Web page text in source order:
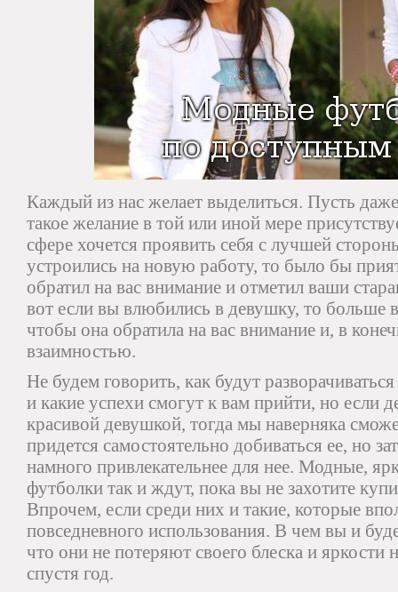
Каждый из нас желает выделиться. Пусть
такое желание в той или иной мере
сфере хочется проявить себя с лучшей
устроились на новую работу, то было бы
обратил на вас внимание и отметил ваши
вот если вы влюбились в девушку, то больше
чтобы она обратила на вас внимание и, в
взаимностью.
Не будем говорить, как будут
и какие успехи смогут к вам прийти, но если
красивой девушкой, тогда мы наверняка
придется самостоятельно добиваться ее, но
намного привлекательнее для нее. Модные,
футболки так и ждут, пока вы не захотите
Впрочем, если среди них и такие, которые
повседневного использования. В чем вы и
что они не потеряют своего блеска и яркости
спустя год.